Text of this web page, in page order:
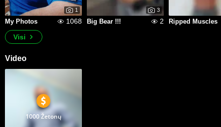
1
My Photos 1068
3
Big Bear !!! 2 Ripped Muscles
Visi
Video
1000 Žetonų